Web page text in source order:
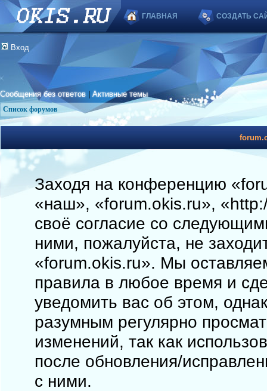
ГЛАВНАЯ СОЗДАТЬ
Вход
Сообщения без ответов |Активные темы
Список форумов
Заходя на конференцию
«наш», «forum.okis.ru»,
своё согласие со
ними, пожалуйста, не
«forum.okis.ru». Мы
правила в любое время и
уведомить вас об этом,
разумным регулярно
изменений, так как
после обновления/
с ними.